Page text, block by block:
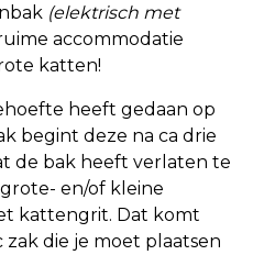
(elektrisch met
accommodatie
katten!
heeft gedaan op
begint deze na ca drie
de bak heeft verlaten te
en/of kleine
kattengrit. Dat komt
die je moet plaatsen